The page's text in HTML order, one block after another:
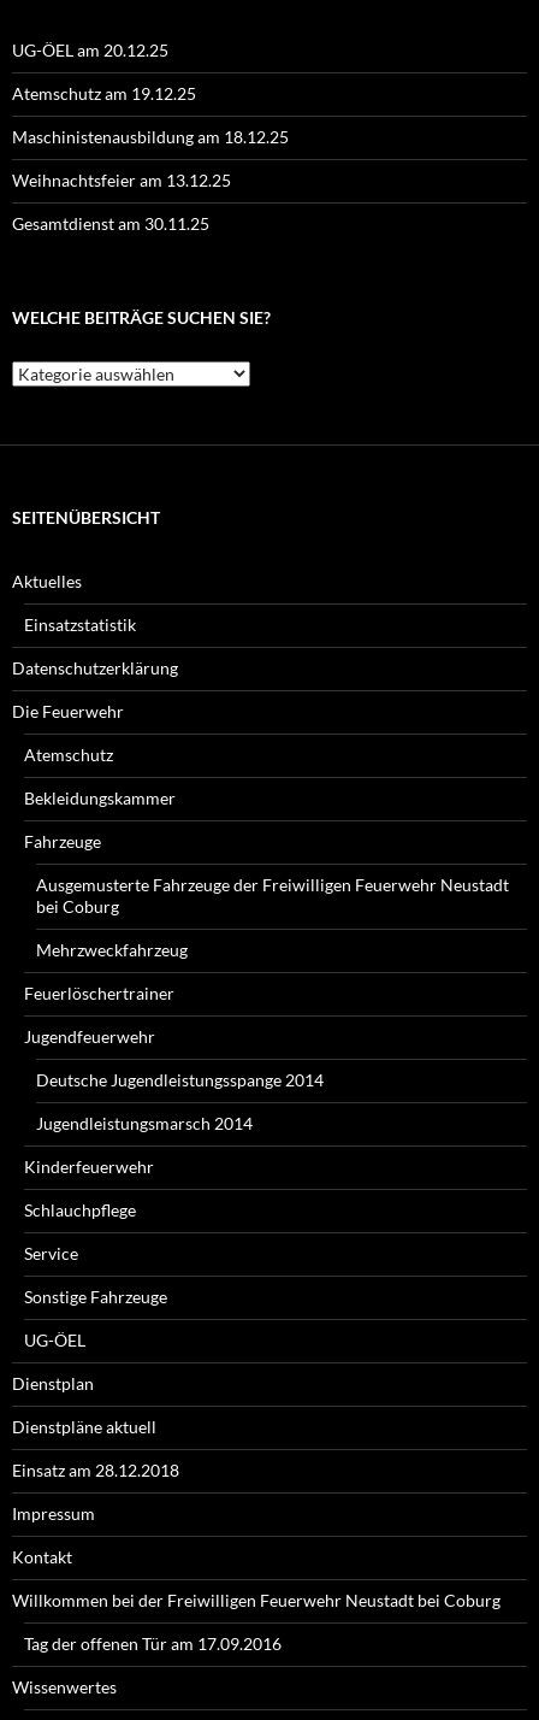
UG-ÖEL am 20.12.25
Atemschutz am 19.12.25
Maschinistenausbildung am 18.12.25
Weihnachtsfeier am 13.12.25
Gesamtdienst am 30.11.25
WELCHE BEITRÄGE SUCHEN SIE?
Welche
Beiträge
SEITENÜBERSICHT
Aktuelles
Einsatzstatistik
Datenschutzerklärung
Die Feuerwehr
Atemschutz
Bekleidungskammer
Fahrzeuge
Ausgemusterte Fahrzeuge der Freiwilligen Feuerwehr Neustadt
bei Coburg
Mehrzweckfahrzeug
Feuerlöschertrainer
Jugendfeuerwehr
Deutsche Jugendleistungsspange 2014
Jugendleistungsmarsch 2014
Kinderfeuerwehr
Schlauchpflege
Service
Sonstige Fahrzeuge
UG-ÖEL
Dienstplan
Dienstpläne aktuell
Einsatz am 28.12.2018
Impressum
Kontakt
Willkommen bei der Freiwilligen Feuerwehr Neustadt bei Coburg
Tag der offenen Tür am 17.09.2016
Wissenwertes